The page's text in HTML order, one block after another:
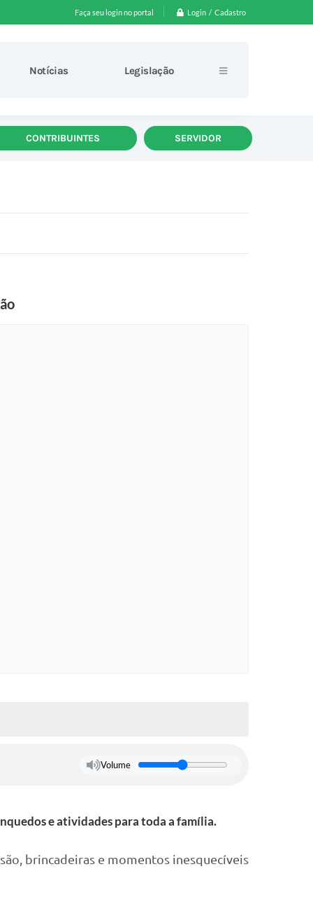
Faça seu login no portal Login / Cadastro
Notícias Legislação
CONTRIBUINTES SERVIDOR
Volume
e atividades para toda a família.
brincadeiras e momentos inesquecíveis